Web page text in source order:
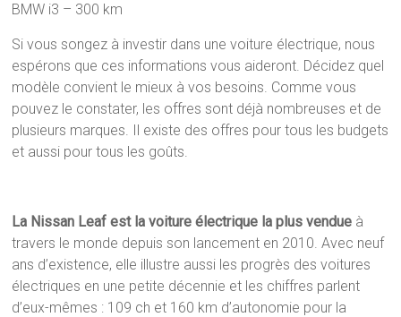
BMW i3 – 300 km
Si vous songez à investir dans une voiture électrique, nous
espérons que ces informations vous aideront. Décidez quel
modèle convient le mieux à vos besoins. Comme vous
pouvez le constater, les offres sont déjà nombreuses et de
plusieurs marques. Il existe des offres pour tous les budgets
et aussi pour tous les goûts.
La Nissan Leaf est la voiture électrique la plus vendue à
travers le monde depuis son lancement en 2010. Avec neuf
ans d’existence, elle illustre aussi les progrès des voitures
électriques en une petite décennie et les chiffres parlent
d’eux-mêmes : 109 ch et 160 km d’autonomie pour la